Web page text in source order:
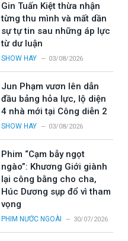
Gin Tuấn Kiệt thừa nhận
từng thu mình và mất dần
sự tự tin sau những áp lực
từ dư luận
SHOW HAY 03/08/2026
Jun Phạm vươn lên dẫn
đầu bảng hỏa lực, lộ diện
4 nhà mới tại Công diễn 2
SHOW HAY 03/08/2026
Phim “Cạm bẫy ngọt
ngào”: Khương Giới giành
lại công bằng cho cha,
Húc Dương sụp đổ vì tham
vọng
PHIM NƯỚC NGOÀI 30/07/2026